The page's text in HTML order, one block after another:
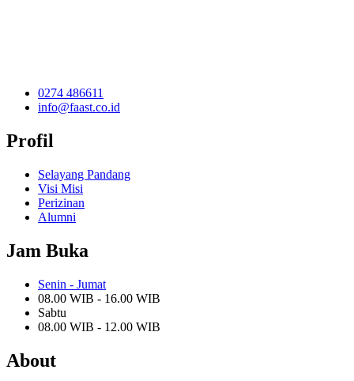
0274 486611
info@faast.co.id
Profil
Selayang Pandang
Visi Misi
Perizinan
Alumni
Jam Buka
Senin - Jumat
08.00 WIB - 16.00 WIB
Sabtu
08.00 WIB - 12.00 WIB
About